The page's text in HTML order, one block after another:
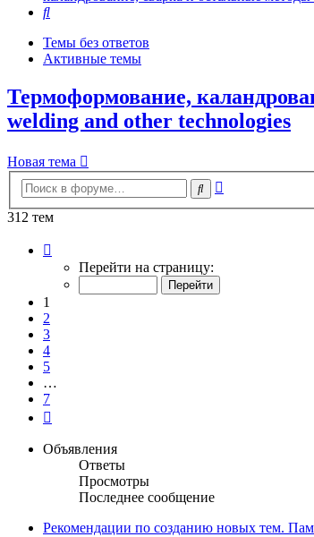
Поиск
Темы без ответов
Активные темы
Термоформование,
welding and other technologies
Новая тема
Поиск
312 тем
Перейти на страницу:
1
2
3
4
5
…
7
Объявления
Ответы
Просмотры
Последнее сообщение
Рекомендации по созданию новых тем.